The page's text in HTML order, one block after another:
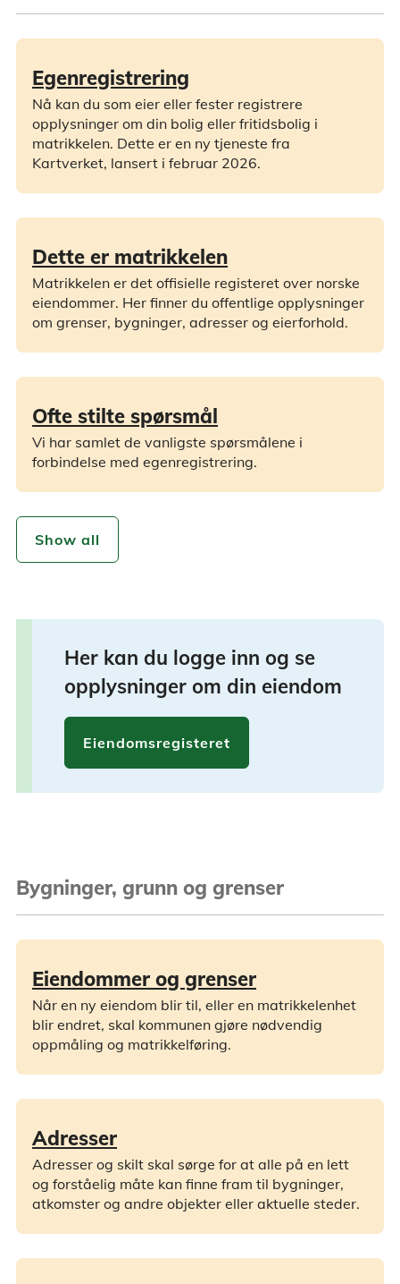
Egenregistrering
Nå kan du som eier eller fester registrere
opplysninger om din bolig eller fritidsbolig i
matrikkelen. Dette er en ny tjeneste fra
Kartverket, lansert i februar 2026.
Dette er matrikkelen
Matrikkelen er det offisielle registeret over norske
eiendommer. Her finner du offentlige opplysninger
om grenser, bygninger, adresser og eierforhold.
Ofte stilte spørsmål
Vi har samlet de vanligste spørsmålene i
forbindelse med egenregistrering.
Show all
Her kan du logge inn og se
opplysninger om din eiendom
Eiendomsregisteret
Bygninger, grunn og grenser
Eiendommer og grenser
Når en ny eiendom blir til, eller en matrikkelenhet
blir endret, skal kommunen gjøre nødvendig
oppmåling og matrikkelføring.
Adresser
Adresser og skilt skal sørge for at alle på en lett
og forståelig måte kan finne fram til bygninger,
atkomster og andre objekter eller aktuelle steder.